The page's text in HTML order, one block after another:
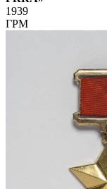
1939
ГРМ